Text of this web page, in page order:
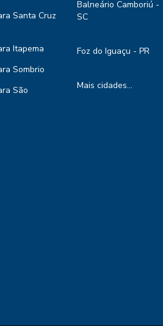
Santa Cruz
Itapema
Sombrio
São
Balneário Camboriú -
SC
Foz do Iguaçu - PR
Mais cidades...